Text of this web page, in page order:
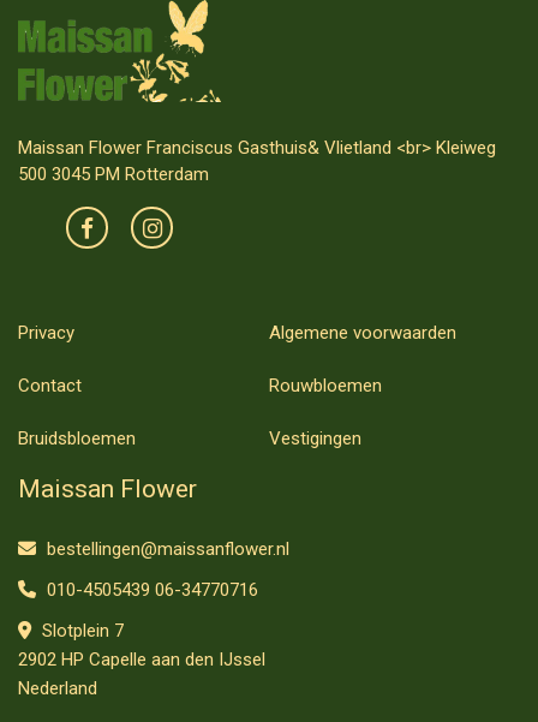
Maissan Flower Franciscus Gasthuis& Vlietland <br> Kleiweg
500 3045 PM Rotterdam
Privacy Algemene voorwaarden
Contact Rouwbloemen
Bruidsbloemen Vestigingen
Maissan Flower
bestellingen@maissanflower.nl
010-4505439 06-34770716
Slotplein 7
2902 HP Capelle aan den IJssel
Nederland